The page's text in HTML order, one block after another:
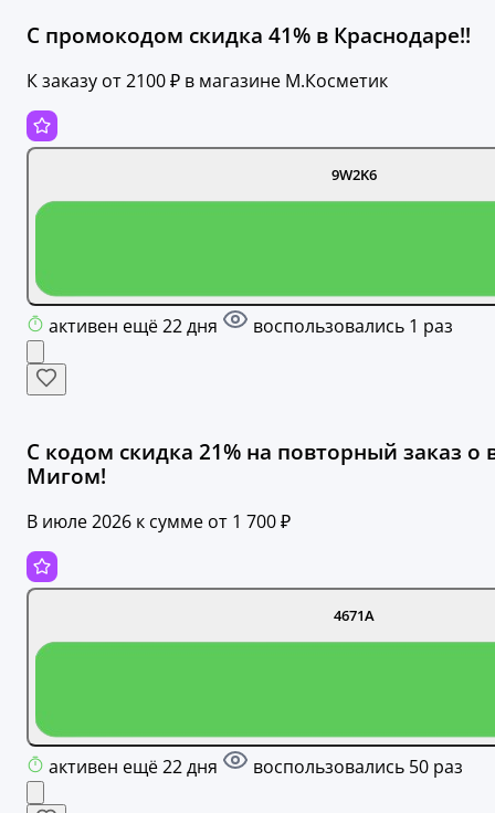
С промокодом скидка 41% в Краснодаре!!
К заказу от 2100 ₽ в магазине М.Косметик
9W2K6
активен ещё 22 дня воспользовались 1 раз
С кодом скидка 21% на повторный заказ о
Мигом!
В июле 2026 к сумме от 1 700 ₽
4671A
активен ещё 22 дня воспользовались 50 раз